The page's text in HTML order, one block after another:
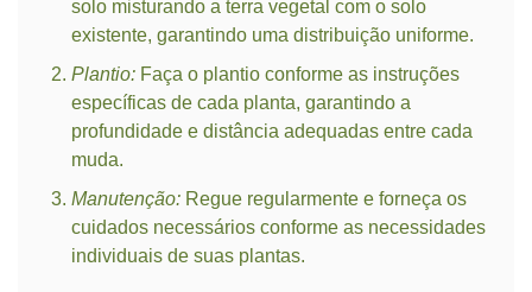
solo misturando a terra vegetal com o solo
existente, garantindo uma distribuição uniforme.
Plantio:Faça o plantio conforme as instruções
específicas de cada planta, garantindo a
profundidade e distância adequadas entre cada
muda.
Manutenção:Regue regularmente e forneça os
cuidados necessários conforme as necessidades
individuais de suas plantas.